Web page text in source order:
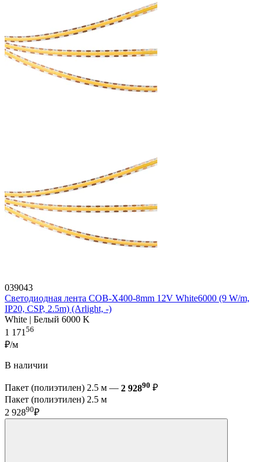
039043
Светодиодная лента COB-X400-8mm 12V White6000 (9 W/m,
IP20, CSP, 2.5m) (Arlight, -)
White | Белый 6000 K
1 17156
₽/м
В наличии
Пакет (полиэтилен) 2.5 м — 2 92890 ₽
Пакет (полиэтилен) 2.5 м
2 92890₽